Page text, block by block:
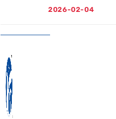
2026-02-04